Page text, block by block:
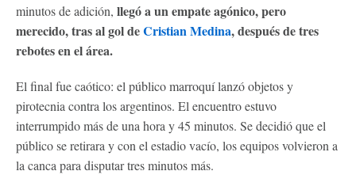
minutos de adición, llegó a un empate agónico, pero
merecido, tras al gol deCristian Medina, después de tres
rebotes en el área.
El final fue caótico: el público marroquí lanzó objetos y
pirotecnia contra los argentinos. El encuentro estuvo
interrumpido más de una hora y 45 minutos. Se decidió que el
público se retirara y con el estadio vacío, los equipos volvieron a
la canca para disputar tres minutos más.